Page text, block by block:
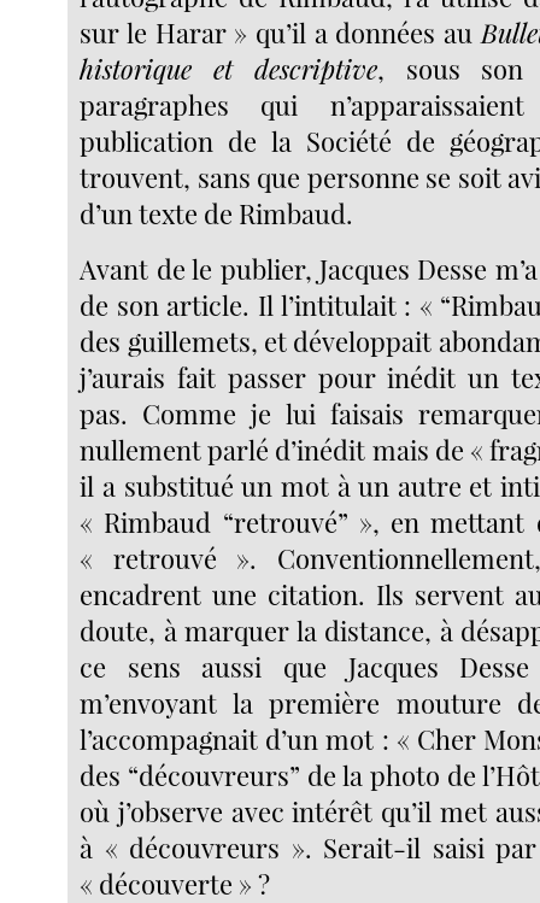
sur le Harar » qu’il a données au
historique et descriptive, sous son
paragraphes qui
publication de la Société de
trouvent, sans que personne se soit
d’un texte de Rimbaud.
Avant de le publier, Jacques Desse
de son article. Il l’intitulait : «
des guillemets, et développait
j’aurais fait passer pour inédit un
pas. Comme je lui faisais
nullement parlé d’inédit mais de «
il a substitué un mot à un autre et
« Rimbaud “retrouvé” », en mettant
« retrouvé ».
encadrent une citation. Ils servent
doute, à marquer la distance, à
ce sens aussi que Jacques
m’envoyant la première mouture
l’accompagnait d’un mot : « Cher
des “découvreurs” de la photo de
où j’observe avec intérêt qu’il met
à « découvreurs ». Serait-il saisi
« découverte » ?